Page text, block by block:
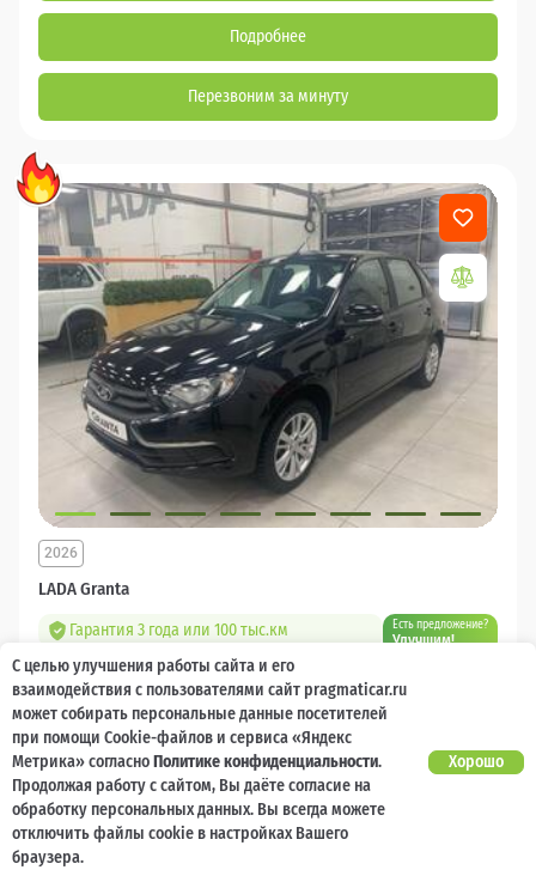
Подробнее
Перезвоним за минуту
LADA Granta
2026
Гарантия 3 года или 100 тыс.км Есть предложение?
Улучшим!
Ваш кешбек
1 218 000 ₽
904 400₽
Бензин Механическая
С целью улучшения работы сайта и его
взаимодействия с пользователями сайт pragmaticar.ru
может собирать персональные данные посетителей
при помощи Cookie-файлов и сервиса «Яндекс
Метрика» согласноПолитике конфиденциальности.
Продолжая работу с сайтом, Вы даёте согласие на
обработку персональных данных. Вы всегда можете
отключить файлы cookie в настройках Вашего
браузера.
Хорошо